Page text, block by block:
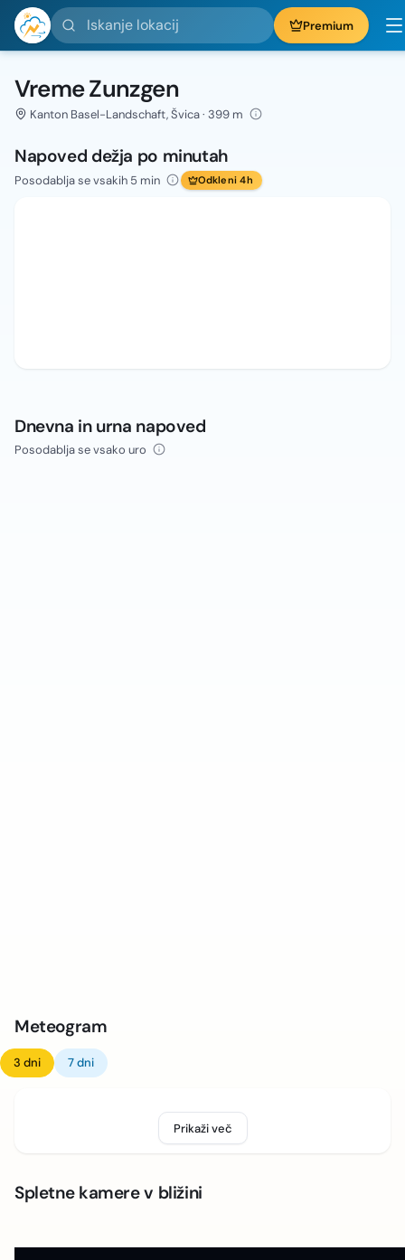
Iskanje lokacij Premium
Vreme Zunzgen
Kanton Basel-Landschaft, Švica · 399 m
Napoved dežja po minutah
Posodablja se vsakih 5 min Odkleni 4h
Dnevna in urna napoved
Posodablja se vsako uro
Meteogram
3 dni 7 dni
Prikaži več
Spletne kamere v bližini